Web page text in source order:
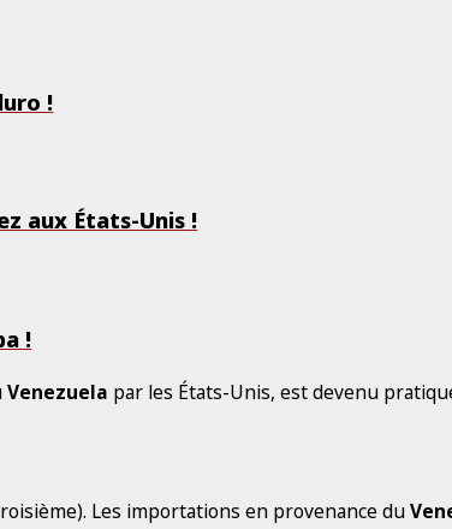
!
aux États-Unis !
!
Venezuela par les États-Unis, est devenu
Les importations en provenance du